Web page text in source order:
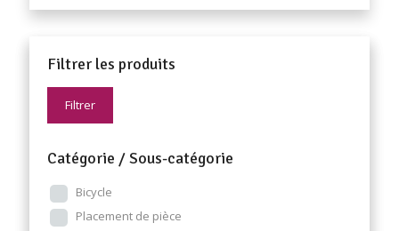
Filtrer les produits
Filtrer
Catégorie / Sous-catégorie
Bicycle
Placement de pièce